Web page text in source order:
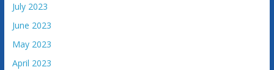
July 2023
June 2023
May 2023
April 2023